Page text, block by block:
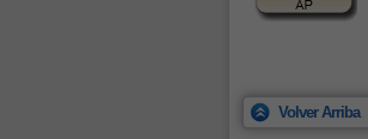
Volver Arriba